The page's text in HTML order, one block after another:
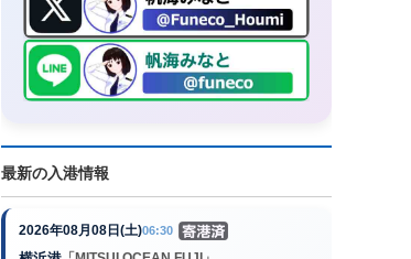
最新の入港情報
2026年08月08日(土)06:30